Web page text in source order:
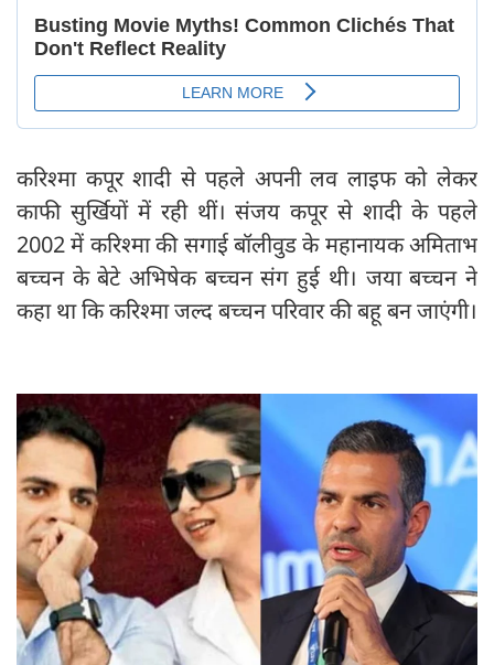
करिश्मा कपूर शादी से पहले अपनी लव लाइफ को लेकर
काफी सुर्खियों में रही थीं। संजय कपूर से शादी के पहले
2002 में करिश्मा की सगाई बॉलीवुड के महानायक अमिताभ
बच्चन के बेटे अभिषेक बच्चन संग हुई थी। जया बच्चन ने
कहा था कि करिश्मा जल्द बच्चन परिवार की बहू बन जाएंगी।